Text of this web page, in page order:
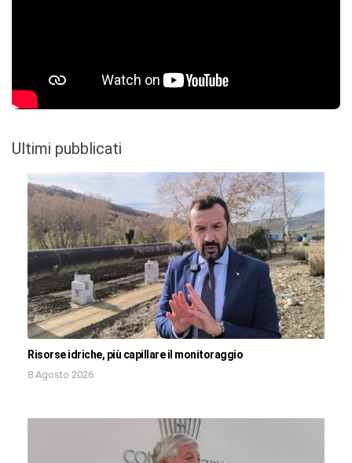
Ultimi pubblicati
Risorse idriche, più capillare il monitoraggio
8 Agosto 2026